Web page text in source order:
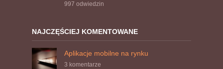
997 odwiedzin
NAJCZĘŚCIEJ KOMENTOWANE
Aplikacje mobilne na rynku
3 komentarze